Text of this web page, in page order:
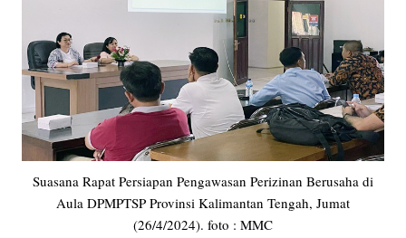
Suasana Rapat Persiapan Pengawasan Perizinan Berusaha di
Aula DPMPTSP Provinsi Kalimantan Tengah, Jumat
(26/4/2024). foto : MMC